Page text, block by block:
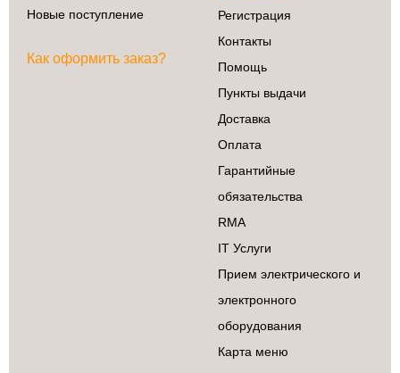
Новые поступление
Как оформить заказ?
Регистрация
Контакты
Помощь
Пункты выдачи
Доставка
Оплата
Гарантийные
обязательства
RMA
IT Услуги
Прием электрического и
электронного
оборудования
Карта меню